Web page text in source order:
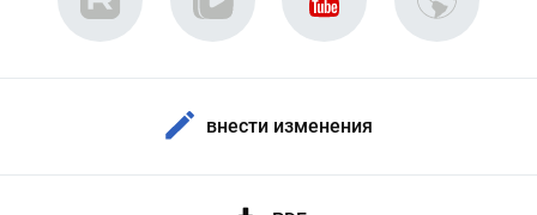
внести изменения